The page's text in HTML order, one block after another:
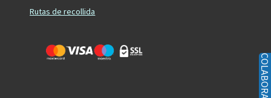
COLABORAN
Rutas de recollida